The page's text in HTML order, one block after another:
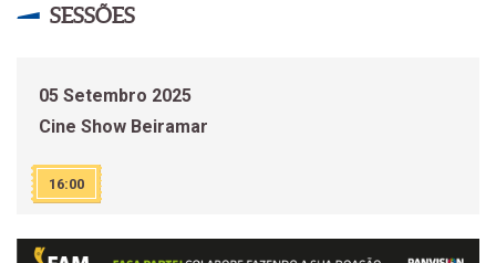
SESSÕES
05 Setembro 2025
Cine Show Beiramar
16:00